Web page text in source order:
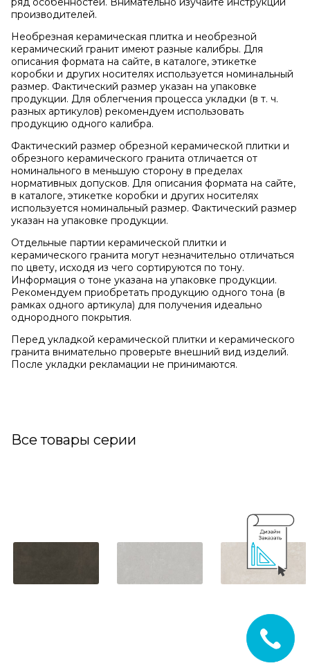
производителей.
Необрезная керамическая плитка и необрезной
керамический гранит имеют разные калибры. Для
описания формата на сайте, в каталоге, этикетке
коробки и других носителях используется номинальный
размер. Фактический размер указан на упаковке
продукции. Для облегчения процесса укладки (в т. ч.
разных артикулов) рекомендуем использовать
продукцию одного калибра.
Фактический размер обрезной керамической плитки и
обрезного керамического гранита отличается от
номинального в меньшую сторону в пределах
нормативных допусков. Для описания формата на сайте,
в каталоге, этикетке коробки и других носителях
используется номинальный размер. Фактический размер
указан на упаковке продукции.
Отдельные партии керамической плитки и
керамического гранита могут незначительно отличаться
по цвету, исходя из чего сортируются по тону.
Информация о тоне указана на упаковке продукции.
Рекомендуем приобретать продукцию одного тона (в
рамках одного артикула) для получения идеально
однородного покрытия.
Перед укладкой керамической плитки и керамического
гранита внимательно проверьте внешний вид изделий.
После укладки рекламации не принимаются.
Все товары серии